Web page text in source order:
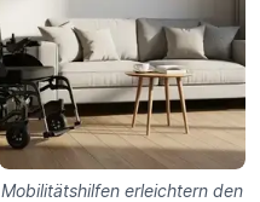
Mobilitätshilfen erleichtern den